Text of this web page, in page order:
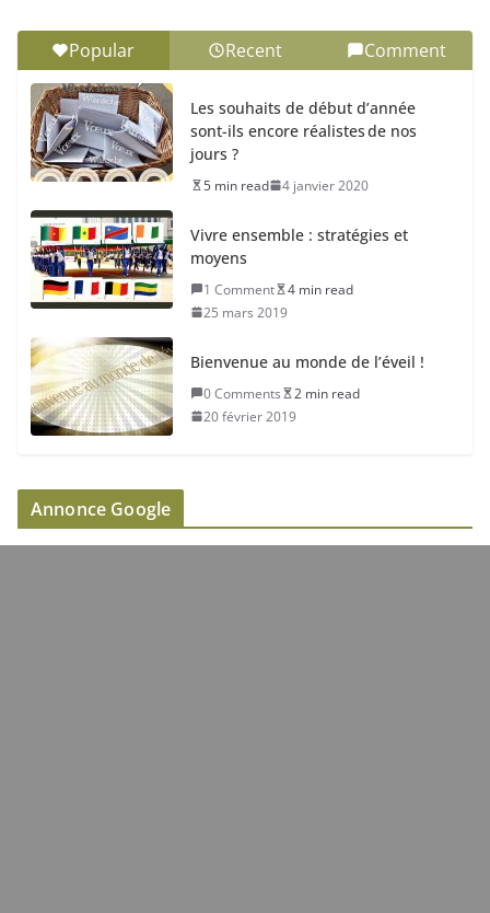
Popular Recent Comment
Les souhaits de début d’année
sont-ils encore réalistes de nos
jours ?
5 min read 4 janvier 2020
Vivre ensemble : stratégies et
moyens
1 Comment
4 min read
25 mars 2019
Bienvenue au monde de l’éveil !
0 Comments
2 min read
20 février 2019
Annonce Google